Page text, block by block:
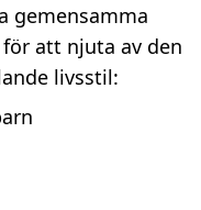
gemensamma
att njuta av den
livsstil: